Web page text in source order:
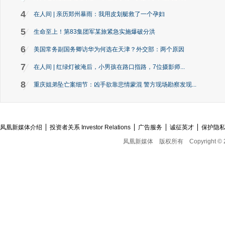
4 在人间 | 亲历郑州暴雨：我用皮划艇救了一个孕妇
5 生命至上！第83集团军某旅紧急实施爆破分洪
6 美国常务副国务卿访华为何选在天津？外交部：两个原因
7 在人间 | 红绿灯被淹后，小男孩在路口指路，7位摄影师...
8 重庆姐弟坠亡案细节：凶手欲靠悲情蒙混 警方现场勘察发现...
凤凰新媒体介绍 投资者关系 Investor Relations 广告服务 诚征英才
保护隐
凤凰新媒体
版权所有 Copyright ©